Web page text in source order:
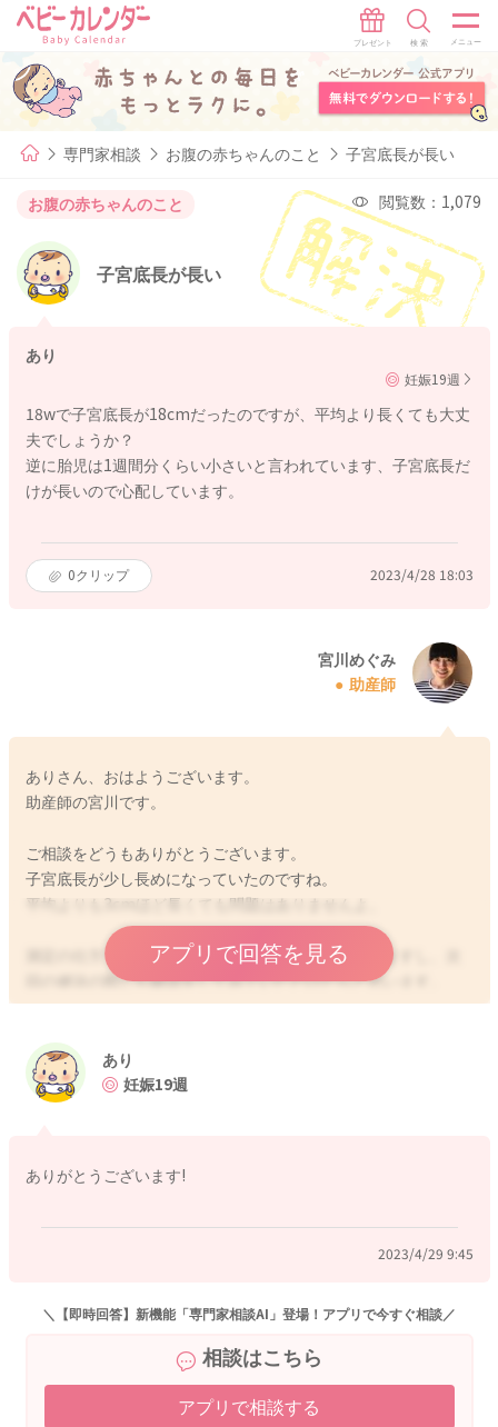
専門家相談 お腹の赤ちゃんのこと 子宮底長が長い
お腹の赤ちゃんのこと 閲覧数：1,079
子宮底長が長い
あり
妊娠19週
18wで子宮底長が18cmだったのですが、平均より長くても大丈
夫でしょうか？
逆に胎児は1週間分くらい小さいと言われています、子宮底長だ
けが長いので心配しています。
0クリップ 2023/4/28 18:03
宮川めぐみ
助産師
ありさん、おはようございます。
助産師の宮川です。
ご相談をどうもありがとうございます。
子宮底長が少し長めになっていたのですね。
平均よりも3cmほど長くても問題はありませんよ。
測定の仕方でも値は変わってくることもあると思いますし、次
回の健診の際にも確認をしてみていただけたらと思います。
どうぞよろしくお願いします。
アプリで回答を見る
あり
妊娠19週
ありがとうございます!
2023/4/29 9:45
＼【即時回答】新機能「専門家相談AI」登場！アプリで今すぐ相談／
相談はこちら
アプリで相談する